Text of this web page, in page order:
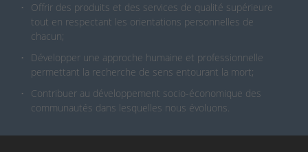
Offrir des produits et des services de qualité supérieure
tout en respectant les orientations personnelles de
chacun;
Développer une approche humaine et professionnelle
permettant la recherche de sens entourant la mort;
Contribuer au développement socio-économique des
communautés dans lesquelles nous évoluons.